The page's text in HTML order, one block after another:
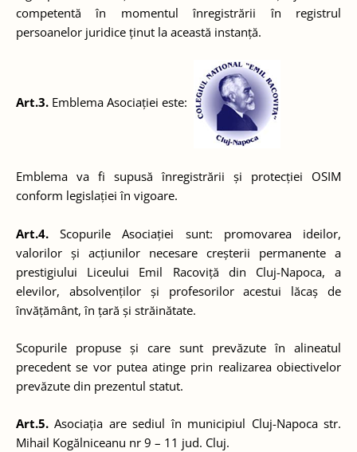
competentă în momentul înregistrării în registrul
persoanelor juridice ținut la această instanță.
Art.3. Emblema Asociației este:
Emblema va fi supusă înregistrării și protecției OSIM
conform legislației în vigoare.
Art.4.Scopurile Asociației sunt: promovarea ideilor,
valorilor și acțiunilor necesare creșterii permanente a
prestigiului Liceului Emil Racoviță din Cluj-Napoca, a
elevilor, absolvenților și profesorilor acestui lăcaș de
învățământ, în țară și străinătate.
Scopurile propuse și care sunt prevăzute în alineatul
precedent se vor putea atinge prin realizarea obiectivelor
prevăzute din prezentul statut.
Art.5.Asociația are sediul în municipiul Cluj-Napoca str.
Mihail Kogălniceanu nr 9 – 11 jud. Cluj.